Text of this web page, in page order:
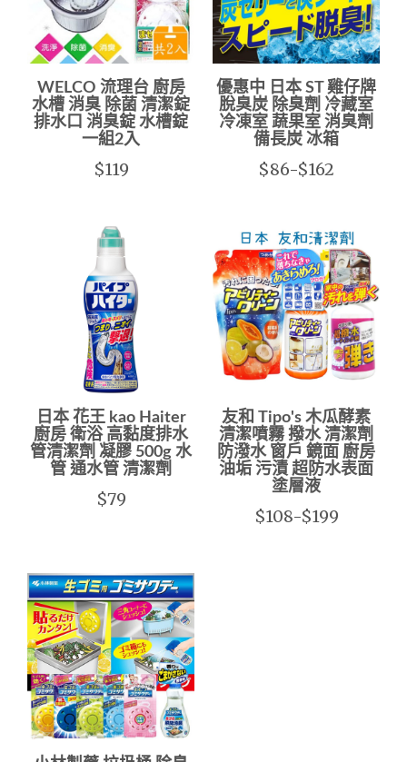
WELCO 流理台 廚房
水槽 消臭 除菌 清潔錠
排水口 消臭錠 水槽錠
一組2入
$119
優惠中 日本 ST 雞仔牌
脫臭炭 除臭劑 冷藏室
冷凍室 蔬果室 消臭劑
備長炭 冰箱
$86-$162
日本 花王 kao Haiter
廚房 衛浴 高黏度排水
管清潔劑 凝膠 500g 水
管 通水管 清潔劑
$79
友和 Tipo's 木瓜酵素
清潔噴霧 撥水 清潔劑
防潑水 窗戶 鏡面 廚房
油垢 污漬 超防水表面
塗層液
$108-$199